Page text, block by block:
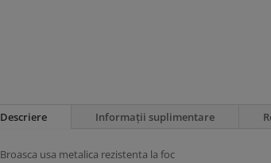
Descriere Informații suplimentare
Broasca usa metalica rezistenta la foc